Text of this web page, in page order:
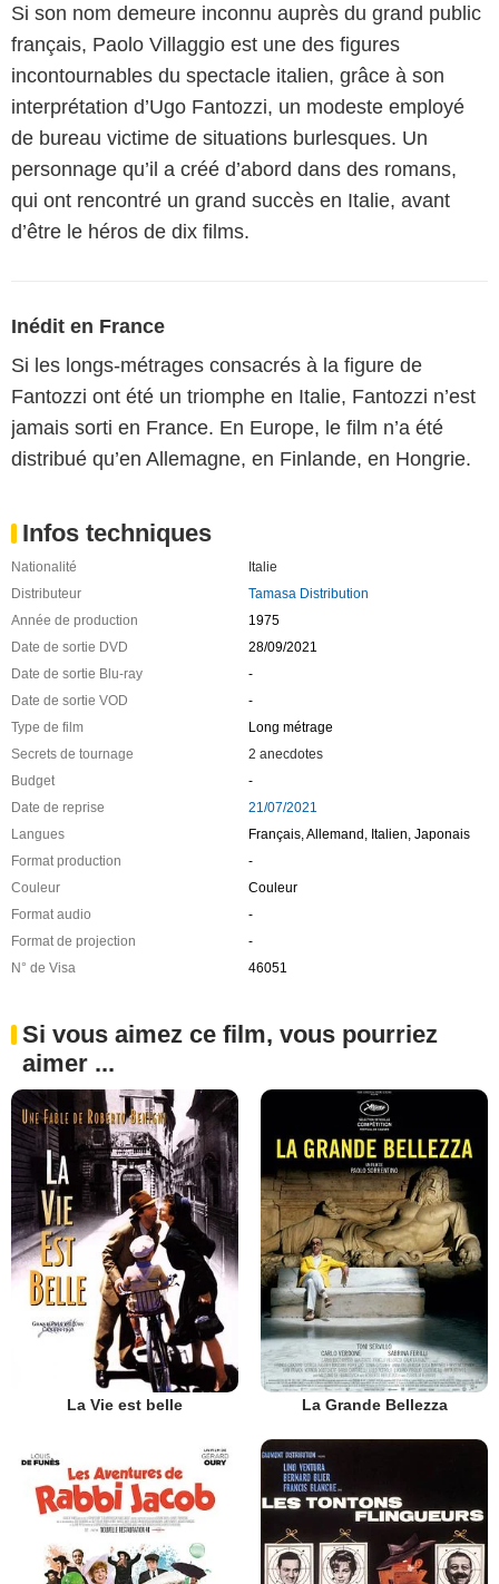
Si son nom demeure inconnu auprès du grand public
français, Paolo Villaggio est une des figures
incontournables du spectacle italien, grâce à son
interprétation d’Ugo Fantozzi, un modeste employé
de bureau victime de situations burlesques. Un
personnage qu’il a créé d’abord dans des romans,
qui ont rencontré un grand succès en Italie, avant
d’être le héros de dix films.
Inédit en France
Si les longs-métrages consacrés à la figure de
Fantozzi ont été un triomphe en Italie, Fantozzi n’est
jamais sorti en France. En Europe, le film n’a été
distribué qu’en Allemagne, en Finlande, en Hongrie.
Infos techniques
Nationalité
Italie
Distributeur
Tamasa Distribution
Année de production
1975
Date de sortie DVD
28/09/2021
Date de sortie Blu-ray
-
Date de sortie VOD
-
Type de film
Long métrage
Secrets de tournage
2 anecdotes
Budget
-
Date de reprise
21/07/2021
Langues
Français, Allemand, Italien, Japonais
Format production
-
Couleur
Couleur
Format audio
-
Format de projection
-
N° de Visa
46051
Si vous aimez ce film, vous pourriez
aimer ...
La Vie est belle La Grande Bellezza